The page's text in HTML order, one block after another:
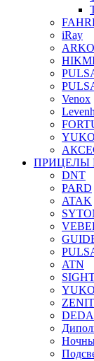
iRay
Venox
ПРИЦЕЛЫ
DNT
PARD
ATAK
ATN
ZENIT